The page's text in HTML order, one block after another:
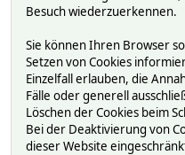
Besuch wiederzuerkennen.
Sie können Ihren Browser
Setzen von Cookies
Einzelfall erlauben, die
Fälle oder generell
Löschen der Cookies beim
Bei der Deaktivierung von
dieser Website